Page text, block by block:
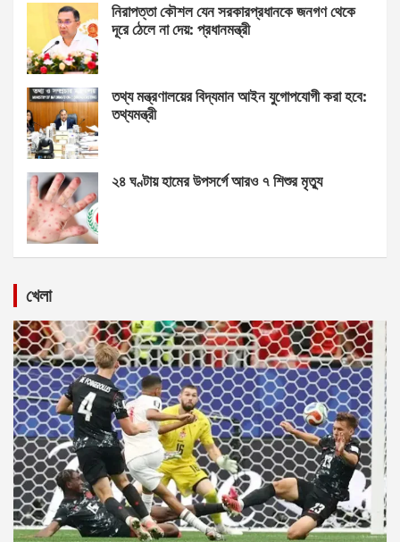
নিরাপত্তা কৌশল যেন সরকারপ্রধানকে জনগণ থেকে
দূরে ঠেলে না দেয়: প্রধানমন্ত্রী
তথ্য মন্ত্রণালয়ের বিদ্যমান আইন যুগোপযোগী করা হবে:
তথ্যমন্ত্রী
২৪ ঘণ্টায় হামের উপসর্গে আরও ৭ শিশুর মৃত্যু
খেলা